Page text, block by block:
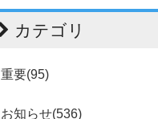
カテゴリ
重要(95)
お知らせ(536)